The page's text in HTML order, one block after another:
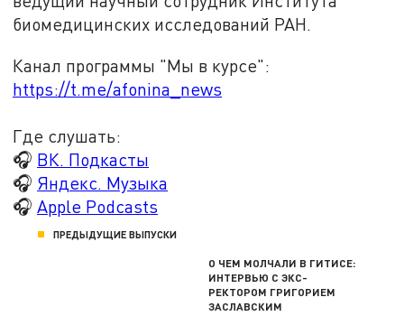
биомедицинских исследований РАН.
Канал программы "Мы в курсе":
https://t.me/afonina_news
Где слушать:
🎧 ВК. Подкасты
🎧 Яндекс. Музыка
🎧Apple Podcasts
ПРЕДЫДУЩИЕ ВЫПУСКИ
О ЧЕМ МОЛЧАЛИ В ГИТИСЕ:
ИНТЕРВЬЮ С ЭКС-
РЕКТОРОМ ГРИГОРИЕМ
ЗАСЛАВСКИМ